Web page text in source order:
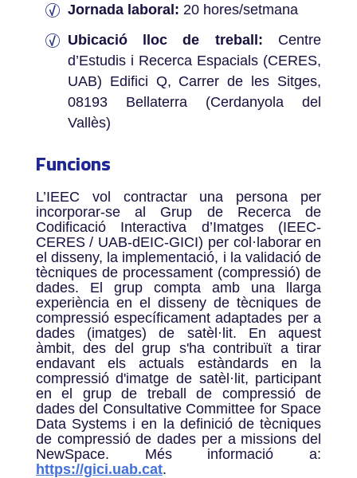
Jornada laboral: 20 hores/setmana
Ubicació lloc de treball: Centre
d’Estudis i Recerca Espacials (CERES,
UAB) Edifici Q, Carrer de les Sitges,
08193 Bellaterra (Cerdanyola del
Vallès)
Funcions
L’IEEC vol contractar una persona per
incorporar-se al Grup de Recerca de
Codificació Interactiva d’Imatges (IEEC-
CERES / UAB-dEIC-GICI) per col·laborar en
el disseny, la implementació, i la validació de
tècniques de processament (compressió) de
dades. El grup compta amb una llarga
experiència en el disseny de tècniques de
compressió específicament adaptades per a
dades (imatges) de satèl·lit. En aquest
àmbit, des del grup s'ha contribuït a tirar
endavant els actuals estàndards en la
compressió d'imatge de satèl·lit, participant
en el grup de treball de compressió de
dades del Consultative Committee for Space
Data Systems i en la definició de tècniques
de compressió de dades per a missions del
NewSpace. Més informació a:
https://gici.uab.cat.